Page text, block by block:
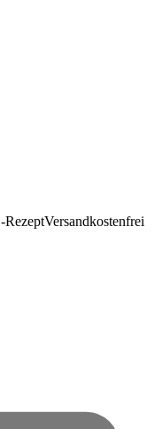
RezeptVersandkostenfrei